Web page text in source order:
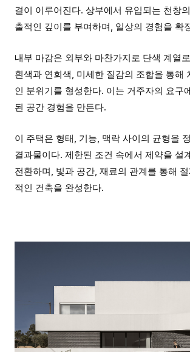
결이 이루어진다. 상부에서 유입되는 천창
출적인 깊이를 부여하며, 일상의 경험을 확
내부 마감은 외부와 마찬가지로 단색 계열
흰색과 연회색, 미세한 질감의 조합을 통해
인 분위기를 형성한다. 이는 거주자의 요구
된 공간 경험을 만든다.
이 주택은 형태, 기능, 맥락 사이의 균형을
결과물이다. 제한된 조건 속에서 제약을 설
전환하며, 빛과 공간, 재료의 관계를 통해
적인 건축을 완성한다.